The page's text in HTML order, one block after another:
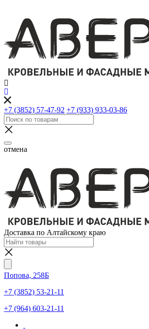
+7 (3852) 57-47-92 +7 (933) 933-03-86
отмена
Доставка по Алтайскому краю
Попова, 258Б
+7 (3852) 53-21-11
+7 (964) 603-21-11